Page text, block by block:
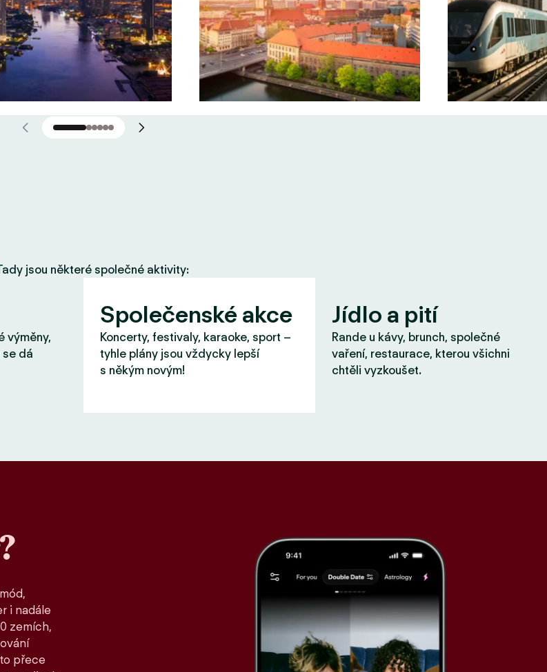
jsou některé společné aktivity:
výměny,
dá
Společenské akce
Koncerty, festivaly, karaoke, sport –
tyhle plány jsou vždycky lepší
s někým novým!
Jídlo a pití
Rande u kávy, brunch, společné
vaření, restaurace, kterou všichni
chtěli vyzkoušet.
i nadále
zemích,
přece